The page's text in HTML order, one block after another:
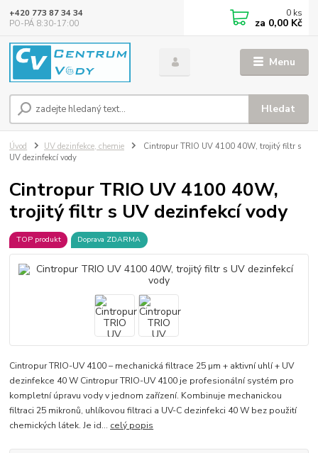
Menu
Hledat
+420 773 87 34 34
PO-PÁ 8:30-17:00
0 ks
za 0,00 Kč
Úvod UV dezinfekce, chemie
Cintropur TRIO UV 4100 40W, trojitý filtr s
UV dezinfekcí vody
Cintropur TRIO UV 4100 40W,
trojitý filtr s UV dezinfekcí vody
TOP produkt Doprava ZDARMA
Cintropur TRIO-UV 4100 – mechanická filtrace 25 µm + aktivní uhlí + UV
dezinfekce 40 W Cintropur TRIO-UV 4100 je profesionální systém pro
kompletní úpravu vody v jednom zařízení. Kombinuje mechanickou
filtraci 25 mikronů, uhlíkovou filtraci a UV-C dezinfekci 40 W bez použití
chemických látek. Je id... celý popis